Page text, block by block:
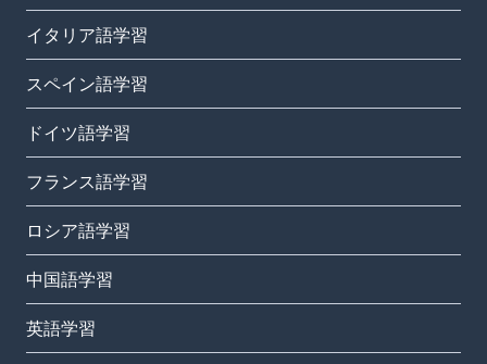
イタリア語学習
スペイン語学習
ドイツ語学習
フランス語学習
ロシア語学習
中国語学習
英語学習